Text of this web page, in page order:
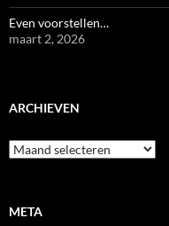
Even voorstellen…
maart 2, 2026
ARCHIEVEN
Archieven
META